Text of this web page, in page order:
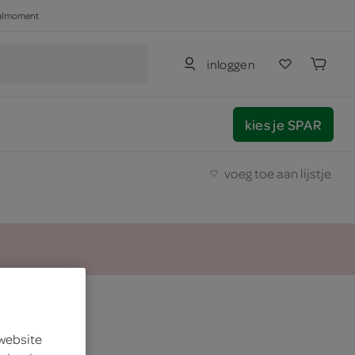
inloggen
kies je SPAR
voeg toe aan lijstje